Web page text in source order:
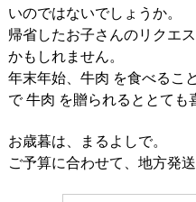
いのではないでしょうか。
帰省したお子さんのリクエ
かもしれません。
年末年始、牛肉 を食べるこ
で 牛肉 を贈られるととても
お歳暮は、まるよしで。
ご予算に合わせて、地方発